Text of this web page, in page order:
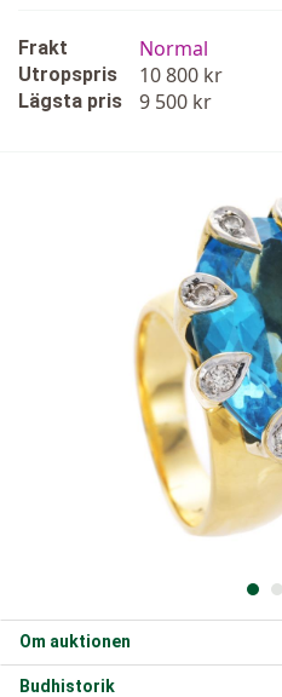
Frakt Normal
Utropspris 10 800 kr
Lägsta pris 9 500 kr
Om auktionen
Budhistorik